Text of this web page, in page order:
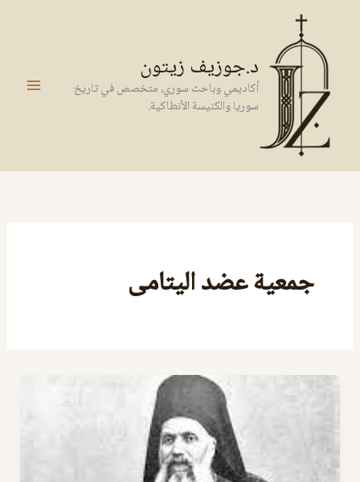
المحتوى
د.جوزيف زيتون
أكاديمي وباحث سوري، متخصص في تاريخ
سوريا والكنيسة الأنطاكية.
جمعية عضد اليتامى